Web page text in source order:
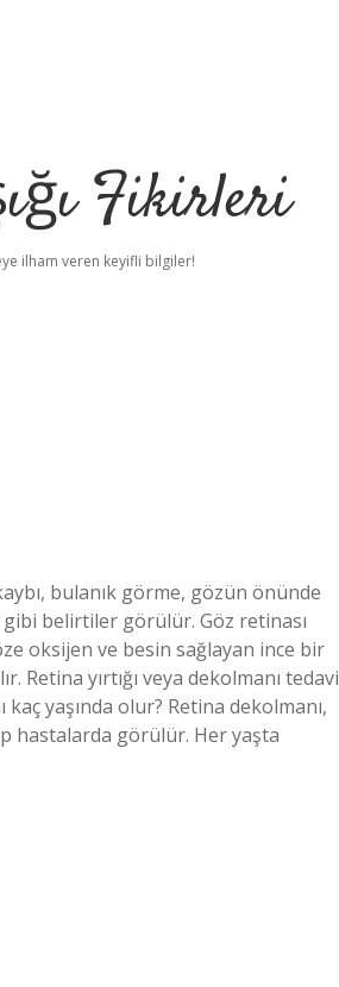
Fikirleri
ilham veren keyifli bilgiler!
bulanık görme, gözün önünde
gibi belirtiler görülür. Göz retinası
oksijen ve besin sağlayan ince bir
Retina yırtığı veya dekolmanı tedavi
yaşında olur? Retina dekolmanı,
hastalarda görülür. Her yaşta